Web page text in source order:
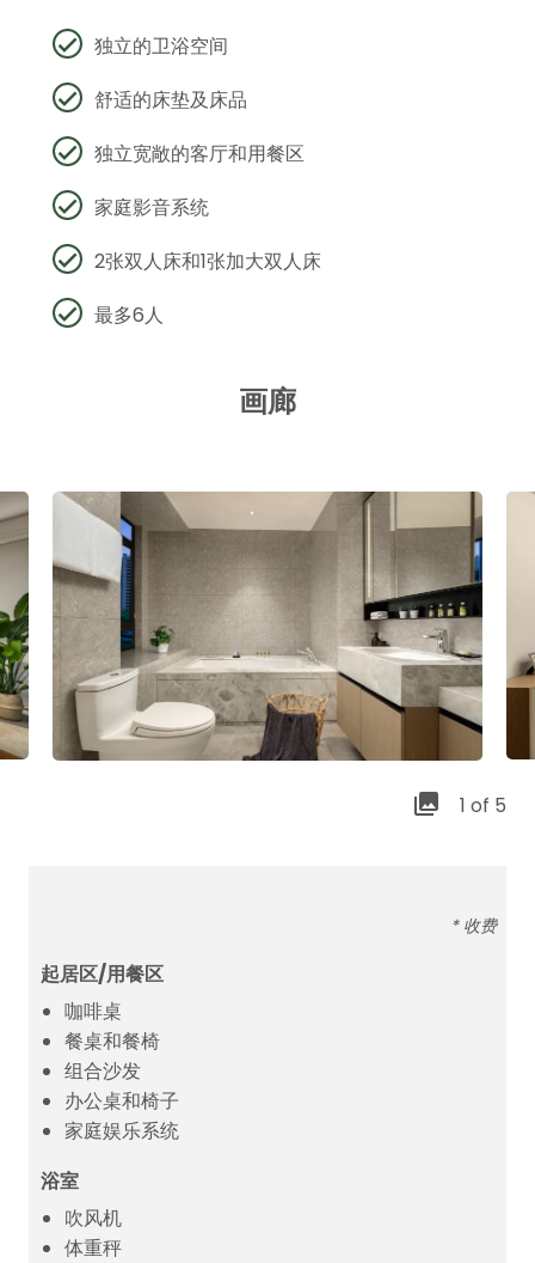
独立的卫浴空间
舒适的床垫及床品
独立宽敞的客厅和用餐区
家庭影音系统
2张双人床和1张加大双人床
最多6人
画廊
1 of 5
* 收费
起居区/用餐区
咖啡桌
餐桌和餐椅
组合沙发
办公桌和椅子
家庭娱乐系统
浴室
吹风机
体重秤